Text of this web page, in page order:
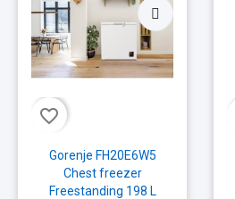
favorite_border
Gorenje FH20E6W5
Chest freezer
Freestanding 198 L